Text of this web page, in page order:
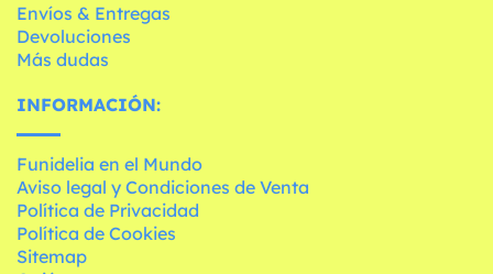
Envíos & Entregas
Devoluciones
Más dudas
INFORMACIÓN:
Funidelia en el Mundo
Aviso legal y Condiciones de Venta
Política de Privacidad
Política de Cookies
Sitemap